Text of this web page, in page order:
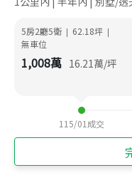
5房2廳5衛 | 62.18坪 |
無車位
1,008萬 16.21萬/坪
115/01 成交